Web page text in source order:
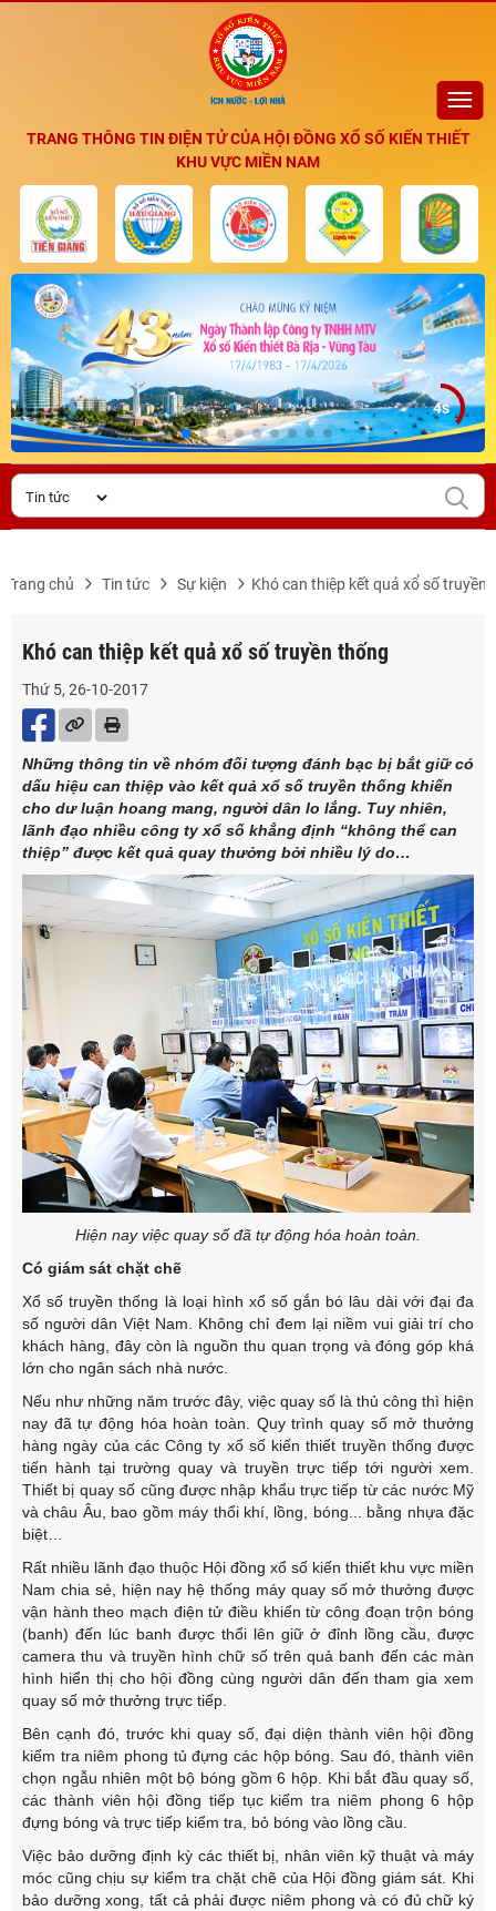
TRANG THÔNG TIN ĐIỆN TỬ CỦA HỘI ĐỒNG XỔ SỐ KIẾN THIẾT
KHU VỰC MIỀN NAM
3s
Trang chủ Tin tức Sự kiện Khó can thiệp kết quả xổ số truyền
Khó can thiệp kết quả xổ số truyền thống
Thứ 5, 26-10-2017
Những thông tin về nhóm đối tượng đánh bạc bị bắt giữ có
dấu hiệu can thiệp vào kết quả xổ số truyền thống khiến
cho dư luận hoang mang, người dân lo lắng. Tuy nhiên,
lãnh đạo nhiều công ty xổ số khẳng định “không thể can
thiệp” được kết quả quay thưởng bởi nhiều lý do…
Hiện nay việc quay số đã tự động hóa hoàn toàn.
Có giám sát chặt chẽ
Xổ số truyền thống là loại hình xổ số gắn bó lâu dài với đại đa
số người dân Việt Nam. Không chỉ đem lại niềm vui giải trí cho
khách hàng, đây còn là nguồn thu quan trọng và đóng góp khá
lớn cho ngân sách nhà nước.
Nếu như những năm trước đây, việc quay số là thủ công thì hiện
nay đã tự động hóa hoàn toàn. Quy trình quay số mở thưởng
hàng ngày của các Công ty xổ số kiến thiết truyền thống được
tiến hành tại trường quay và truyền trực tiếp tới người xem.
Thiết bị quay số cũng được nhập khẩu trực tiếp từ các nước Mỹ
và châu Âu, bao gồm máy thổi khí, lồng, bóng... bằng nhựa đặc
biệt…
Rất nhiều lãnh đạo thuộc Hội đồng xổ số kiến thiết khu vực miền
Nam chia sẻ, hiện nay hệ thống máy quay số mở thưởng được
vận hành theo mạch điện tử điều khiển từ công đoạn trộn bóng
(banh) đến lúc banh được thổi lên giữ ở đỉnh lồng cầu, được
camera thu và truyền hình chữ số trên quả banh đến các màn
hình hiển thị cho hội đồng cùng người dân đến tham gia xem
quay số mở thưởng trực tiếp.
Bên cạnh đó, trước khi quay số, đại diện thành viên hội đồng
kiểm tra niêm phong tủ đựng các hộp bóng. Sau đó, thành viên
chọn ngẫu nhiên một bộ bóng gồm 6 hộp. Khi bắt đầu quay số,
các thành viên hội đồng tiếp tục kiểm tra niêm phong 6 hộp
đựng bóng và trực tiếp kiểm tra, bỏ bóng vào lồng cầu.
Việc bảo dưỡng định kỳ các thiết bị, nhân viên kỹ thuật và máy
móc cũng chịu sự kiểm tra chặt chẽ của Hội đồng giám sát. Khi
bảo dưỡng xong, tất cả phải được niêm phong và có đủ chữ ký